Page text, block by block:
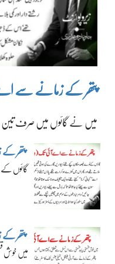
پتھر کے زمانے سے
میں نے گائوں میں صرف
پتھر
گائوں
پتھر
میں خوش